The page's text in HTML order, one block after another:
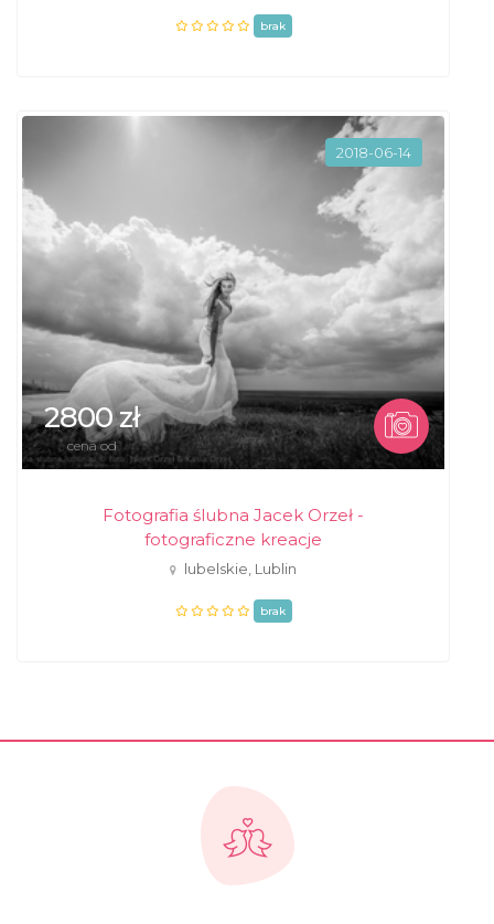
brak
2018-06-14
2800 zł
cena od
Fotografia ślubna Jacek Orzeł -
fotograficzne kreacje
lubelskie, Lublin
brak